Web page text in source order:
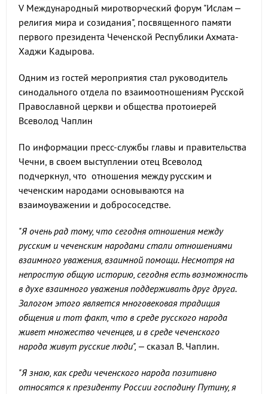
V Международный миротворческий форум "Ислам –
религия мира и созидания", посвященного памяти
первого президента Чеченской Республики Ахмата-
Хаджи Кадырова.
Одним из гостей мероприятия стал руководитель
синодального отдела по взаимоотношениям Русской
Православной церкви и общества протоиерей
Всеволод Чаплин
По информации пресс-службы главы и правительства
Чечни, в своем выступлении отец Всеволод
подчеркнул, что отношения между русским и
чеченским народами основываются на
взаимоуважении и добрососедстве.
"Я очень рад тому, что сегодня отношения между
русским и чеченским народами стали отношениями
взаимного уважения, взаимной помощи. Несмотря на
непростую общую историю, сегодня есть возможность
в духе взаимного уважения поддерживать друг друга.
Залогом этого является многовековая традиция
общения и тот факт, что в среде русского народа
живет множество чеченцев, и в среде чеченского
народа живут русские люди", – сказал В. Чаплин.
"Я знаю, как среди чеченского народа позитивно
относятся к президенту России господину Путину, я